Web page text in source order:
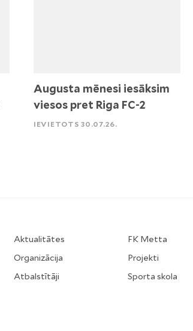
Augusta mēnesi iesāksim
viesos pret Riga FC-2
IEVIETOTS 30.07.26.
Aktualitātes
Organizācija
Atbalstītāji
FK Metta
Projekti
Sporta skola